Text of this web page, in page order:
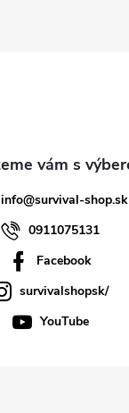
info@survival-shop.sk
0911075131
Facebook
survivalshopsk/
YouTube